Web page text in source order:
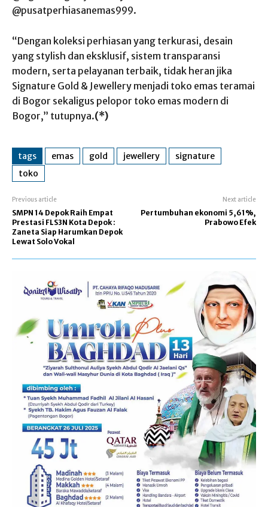
@pusatperhiasanemas999.
“Dengan koleksi perhiasan yang terkurasi, desain
yang stylish dan eksklusif, sistem transparansi
modern, serta pelayanan terbaik, tidak heran jika
Signature Gold & Jewellery menjadi toko emas teramai
di Bogor sekaligus pelopor toko emas modern di
Bogor,” tutupnya.(*)
tags emas gold jewellery
signature
toko
Previous article
SMPN 14 Depok Raih Empat
Prestasi FLS3N Kota Depok :
Zaneta Siap Harumkan Depok
Lewat Solo Vokal
Next article
Pertumbuhan ekonomi 5,61%,
Prabowo Efek